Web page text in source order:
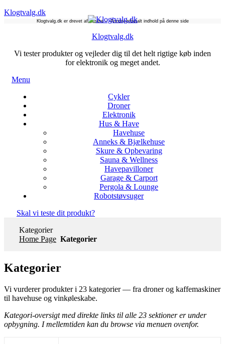
Klogtvalg.dk
Klogtvalg.dk er drevet af læsere – Annoncørbetalt indhold på denne side
Klogtvalg.dk
Vi tester produkter og vejleder dig til det helt rigtige køb inden
for elektronik og meget andet.
Menu
Cykler
Droner
Elektronik
Hus & Have
Havehuse
Anneks & Bjælkehuse
Skure & Opbevaring
Sauna & Wellness
Havepavilloner
Garage & Carport
Pergola & Lounge
Robotstøvsuger
Skal vi teste dit produkt?
Kategorier
Home Page Kategorier
Kategorier
Vi vurderer produkter i 23 kategorier — fra droner og kaffemaskiner
til havehuse og vinkøleskabe.
Kategori-oversigt med direkte links til alle 23 sektioner er under
opbygning. I mellemtiden kan du browse via menuen ovenfor.